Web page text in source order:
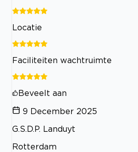
Locatie
Faciliteiten wachtruimte
Beveelt aan
9 December 2025
G.S.D.P. Landuyt
Rotterdam